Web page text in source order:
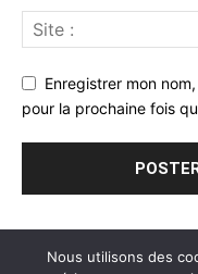
Enregistrer mon
pour la prochaine fois
Nous utilisons des